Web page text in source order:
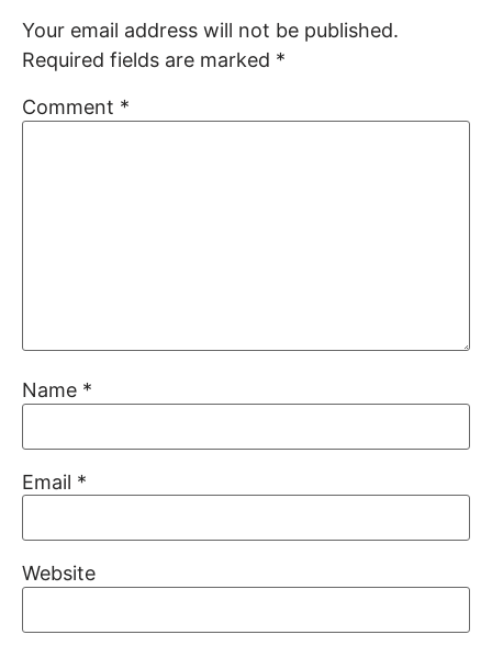
Your email address will not be published.
Required fields are marked *
Comment *
Name *
Email *
Website